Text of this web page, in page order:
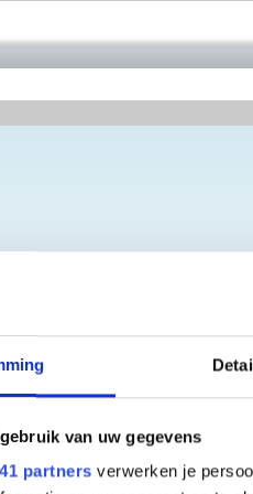
van uw gegevens
partners verwerken je